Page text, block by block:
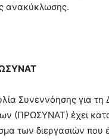
ανακύκλωσης.
Συνεννόησης για τη
(ΠΡΩΣΥΝΑΤ) έχει
των διεργασιών που